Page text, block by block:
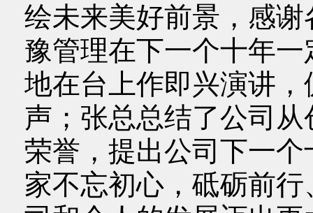
绘未来美好前景，感
豫管理在下一个十年
地在台上作即兴演讲
声；张总总结了公司
荣誉，提出公司下一
家不忘初心，砥砺前